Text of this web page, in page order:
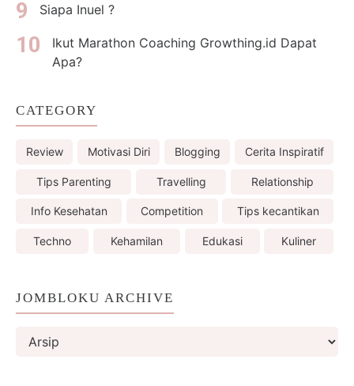
Siapa Inuel ?
Ikut Marathon Coaching Growthing.id Dapat
Apa?
CATEGORY
Review Motivasi Diri Blogging Cerita Inspiratif
Tips Parenting Travelling Relationship
Info Kesehatan Competition Tips kecantikan
Techno Kehamilan Edukasi Kuliner
JOMBLOKU ARCHIVE